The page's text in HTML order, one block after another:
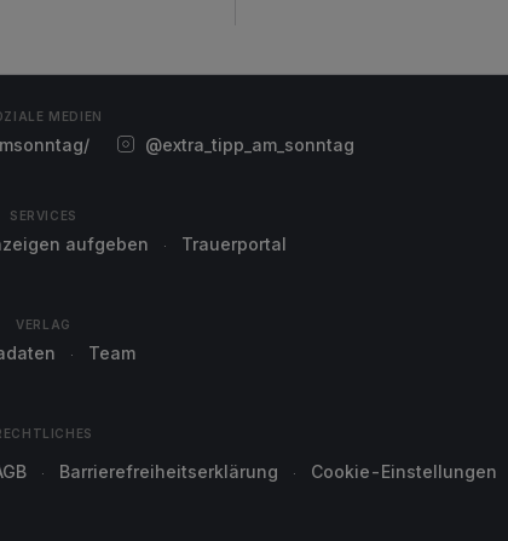
MEDIEN
@extra_tipp_am_sonntag
SERVICES
aufgeben Trauerportal
VERLAG
Team
Barrierefreiheitserklärung Cookie-Einstellungen